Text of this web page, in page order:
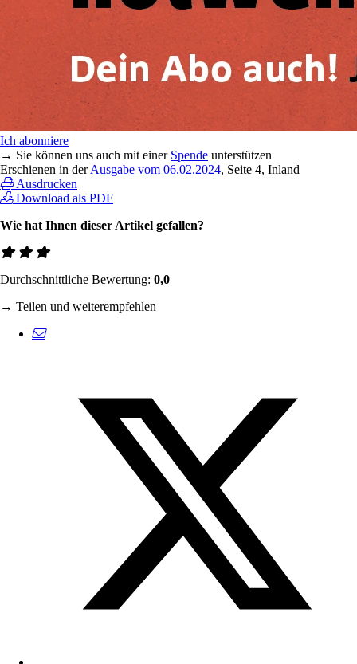
Ich abonniere
→ Sie können uns auch mit einer Spende unterstützen
Erschienen in derAusgabe vom 06.02.2024, Seite 4, Inland
Ausdrucken
Download als PDF
Wie hat Ihnen dieser Artikel gefallen?
Durchschnittliche Bewertung: 0,0
→ Teilen und weiterempfehlen